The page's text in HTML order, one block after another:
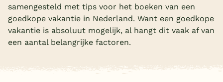
Vakantieparken
Subtropisch zwembad
samengesteld met tips voor het boeken van een
goedkope vakantie in Nederland. Want een goedkope
vakantie is absoluut mogelijk, al hangt dit vaak af van
een aantal belangrijke factoren.